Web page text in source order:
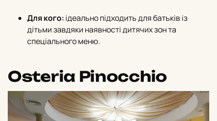
Для кого: ідеально підходить для батьків із
дітьми завдяки наявності дитячих зон та
спеціального меню.
Osteria Pinocchio